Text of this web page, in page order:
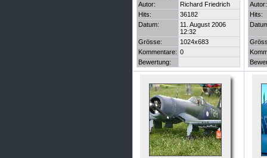
Autor:
Richard Friedrich
Hits:
36182
Datum:
11. August 2006
12:32
Grösse:
1024x683
Kommentare: 0
Bewertung:
Autor:
Hits: